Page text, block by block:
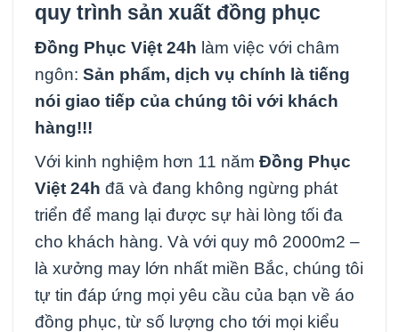
quy trình sản xuất đồng phục
Đồng Phục Việt 24h làm việc với châm
ngôn: Sản phẩm, dịch vụ chính là tiếng
nói giao tiếp của chúng tôi với khách
hàng!!!
Với kinh nghiệm hơn 11 năm Đồng Phục
Việt 24h đã và đang không ngừng phát
triển để mang lại được sự hài lòng tối đa
cho khách hàng. Và với quy mô 2000m2 –
là xưởng may lớn nhất miền Bắc, chúng tôi
tự tin đáp ứng mọi yêu cầu của bạn về áo
đồng phục, từ số lượng cho tới mọi kiểu